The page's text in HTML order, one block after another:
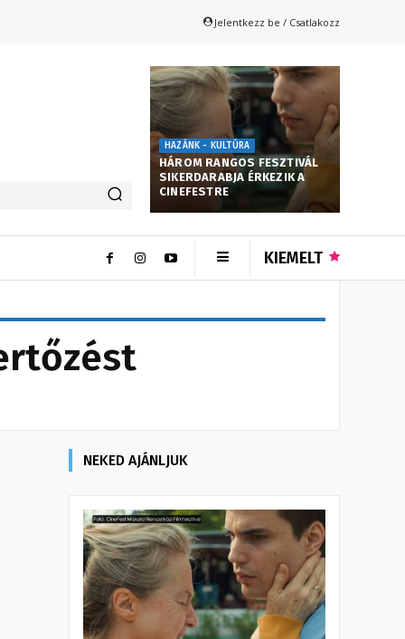
Jelentkezz be / Csatlakozz
HAZÁNK - KULTÚRA
HÁROM RANGOS FESZTIVÁL
SIKERDARABJA ÉRKEZIK A
CINEFESTRE
KIEMELT
NEKED AJÁNLJUK